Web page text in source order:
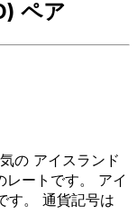
ペア
の アイスランド
ートです。 アイ
す。 通貨記号は